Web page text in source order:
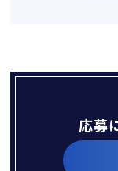
応募